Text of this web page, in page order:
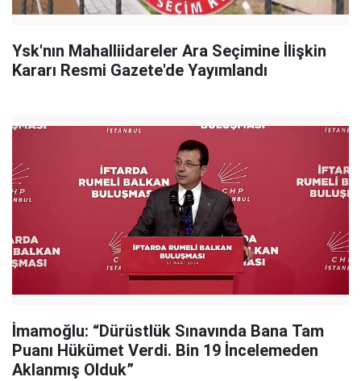
Ysk'nın Mahalliidareler Ara Seçimine İlişkin
Kararı Resmi Gazete'de Yayımlandı
İmamoğlu: “Dürüstlük Sınavında Bana Tam
Puanı Hükümet Verdi. Bin 19 İncelemeden
Aklanmış Olduk”